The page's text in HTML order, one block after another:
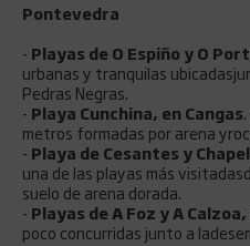
Pontevedra
- Playas de O Espiño y O
urbanas y tranquilas
Pedras Negras.
- Playa Cunchina, en Cangas
metros formadas por arena
- Playa de Cesantes y
una de las playas más
suelo de arena dorada.
- Playas de A Foz y A
poco concurridas junto a